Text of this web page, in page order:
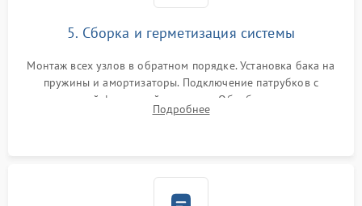
5. Сборка и герметизация системы
Монтаж всех узлов в обратном порядке. Установка бака на
пружины и амортизаторы. Подключение патрубков с
надежной фиксацией хомутами. Обработка стыков
герметиком для предотвращения возможных протечек воды.
Подробнее